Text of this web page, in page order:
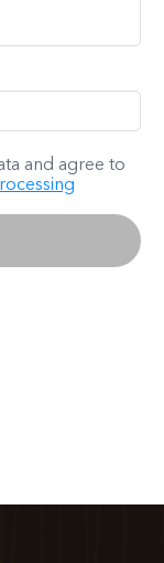
and agree to